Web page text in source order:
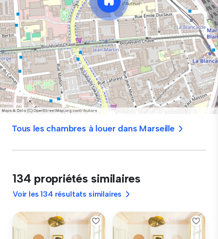
Tous les chambres à louer dans Marseille
134 propriétés similaires
Voir les 134 résultats similaires